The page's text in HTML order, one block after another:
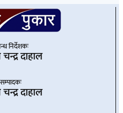
निर्देशकः
दाहाल
सम्पादकः
दाहाल